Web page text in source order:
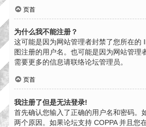
页首
为什么我不能注册？
这可能是因为网站管理者封禁了您所在的
图注册的用户名。也可能是因为网站管理
需要更多的信息请联络论坛管理员。
页首
我注册了但是无法登录!
首先确认您输入了正确的用户名和密码。
两个原因。如果论坛支持 COPPA 并且您